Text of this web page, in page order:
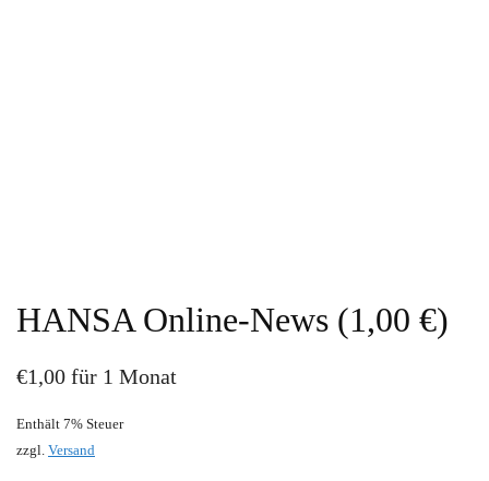
HANSA Online-News (1,00 €)
€1,00 für 1 Monat
Enthält 7% Steuer
zzgl. Versand